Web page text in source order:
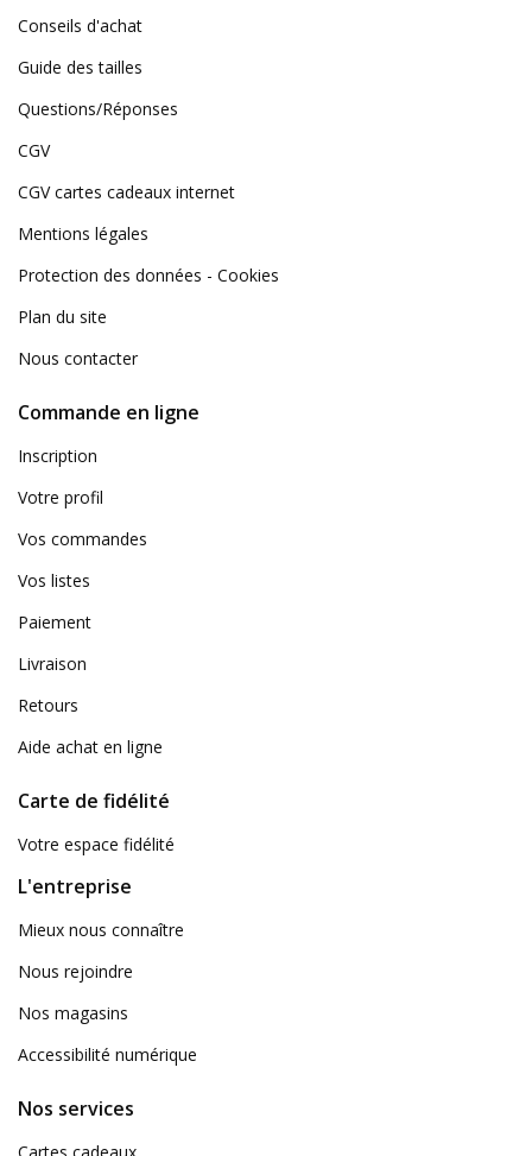
Conseils d'achat
Guide des tailles
Questions/Réponses
CGV
CGV cartes cadeaux internet
Mentions légales
Protection des données - Cookies
Plan du site
Nous contacter
Commande en ligne
Inscription
Votre profil
Vos commandes
Vos listes
Paiement
Livraison
Retours
Aide achat en ligne
Carte de fidélité
Votre espace fidélité
L'entreprise
Mieux nous connaître
Nous rejoindre
Nos magasins
Accessibilité numérique
Nos services